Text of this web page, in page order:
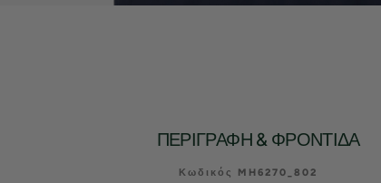
ΠΕΡΙΓΡΑΦΉ & ΦΡΟΝΤΊΔΑ
Κωδικός MH6270_802